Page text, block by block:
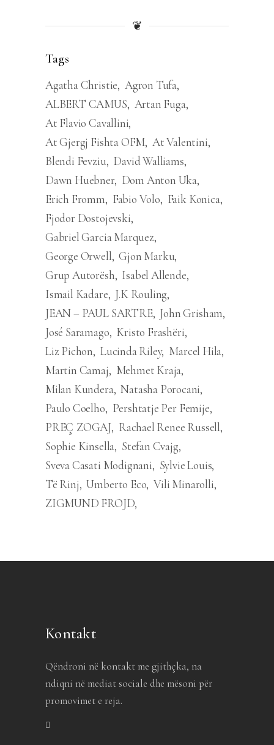
❦
Tags
Agatha Christie Agron Tufa
ALBERT CAMUS Artan Fuga
At Flavio Cavallini
At Gjergj Fishta OFM At Valentini
Blendi Fevziu David Walliams
Dawn Huebner Dom Anton Uka
Erich Fromm
Fabio Volo
Faik Konica
Fjodor Dostojevski
Gabriel Garcia Marquez
George Orwell Gjon Marku
Grup Autorësh Isabel Allende
Ismail Kadare J.K Rouling
JEAN – PAUL SARTRE John Grisham
José Saramago Kristo Frashëri
Liz Pichon Lucinda Riley Marcel Hila
Martin Camaj
Mehmet Kraja
Milan Kundera Natasha Porocani
Paulo Coelho
Pershtatje Per Femije
PREÇ ZOGAJ
Rachael Renee Russell
Sophie Kinsella Stefan Cvajg
Sveva Casati Modignani
Sylvie Louis
Të Rinj Umberto Eco Vili Minarolli
ZIGMUND FROJD
Kontakt
Qëndroni në kontakt me gjithçka, na
ndiqni në mediat sociale dhe mësoni për
promovimet e reja.